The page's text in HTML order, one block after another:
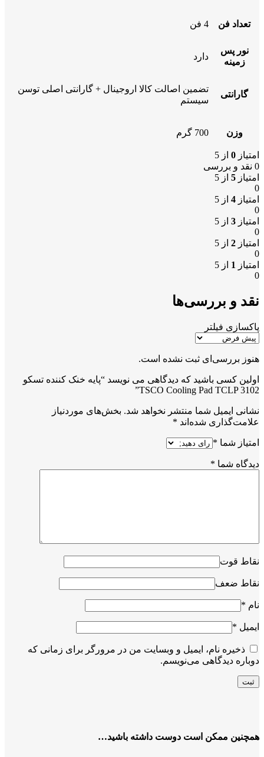
تعداد فن 4 فن
نور پس
زمینه
دارد
گارانتی
تضمین اصالت کالا اروجینال + گارانتی اصلی توسن
سیستم
وزن 700 گرم
امتیاز 0 از 5
0 نقد و بررسی
امتیاز 5 از 5
0
امتیاز 4 از 5
0
امتیاز 3 از 5
0
امتیاز 2 از 5
0
امتیاز 1 از 5
0
نقد و بررسی‌ها
پاکسازی فیلتر
هنوز بررسی‌ای ثبت نشده است.
اولین کسی باشید که دیدگاهی می نویسد “پایه خنک کننده تسکو
TSCO Cooling Pad TCLP 3102”
نشانی ایمیل شما منتشر نخواهد شد. بخش‌های موردنیاز
علامت‌گذاری شده‌اند *
امتیاز شما *
دیدگاه شما *
نقاط قوت
نقاط ضعف
نام *
ایمیل *
ذخیره نام، ایمیل و وبسایت من در مرورگر برای زمانی که
دوباره دیدگاهی می‌نویسم.
همچنین ممکن است دوست داشته باشید…